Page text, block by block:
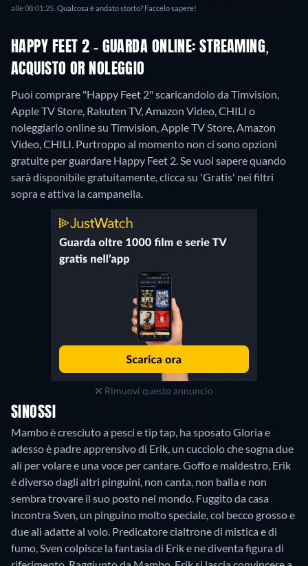
alle 08:01:25. Qualcosa è andato storto? Faccelo sapere!
HAPPY FEET 2 - GUARDA ONLINE: STREAMING,
ACQUISTO OR NOLEGGIO
Puoi comprare "Happy Feet 2" scaricandolo da Timvision,
Apple TV Store, Rakuten TV, Amazon Video, CHILI o
noleggiarlo online su Timvision, Apple TV Store, Amazon
Video, CHILI. Purtroppo al momento non ci sono opzioni
gratuite per guardare Happy Feet 2. Se vuoi sapere quando
sarà disponibile gratuitamente, clicca su 'Gratis' nei filtri
sopra e attiva la campanella.
Rimuovi questo annuncio
SINOSSI
Mambo è cresciuto a pesci e tip tap, ha sposato Gloria e
adesso è padre apprensivo di Erik, un cucciolo che sogna due
ali per volare e una voce per cantare. Goffo e maldestro, Erik
è diverso dagli altri pinguini, non canta, non balla e non
sembra trovare il suo posto nel mondo. Fuggito da casa
incontra Sven, un pinguino molto speciale, col becco grosso e
due ali adatte al volo. Predicatore cialtrone di mistica e di
fumo, Sven colpisce la fantasia di Erik e ne diventa figura di